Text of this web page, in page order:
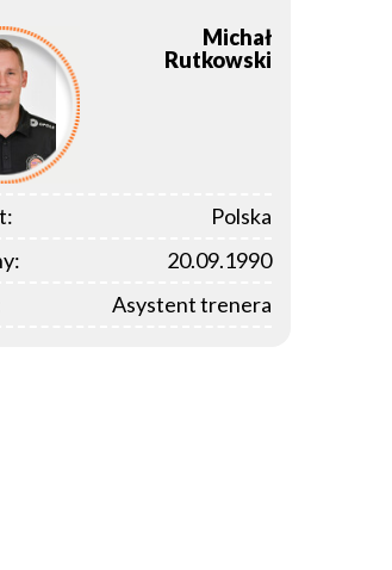
Michał
Rutkowski
Polska
20.09.1990
Asystent trenera